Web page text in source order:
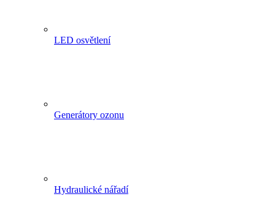
LED osvětlení
Generátory ozonu
Hydraulické nářadí